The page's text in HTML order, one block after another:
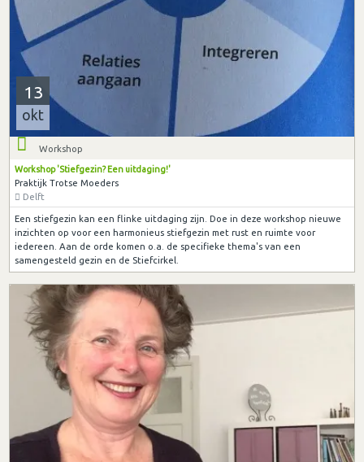
13
okt
Workshop
Workshop 'Stiefgezin? Een uitdaging!'
Praktijk Trotse Moeders
Delft
Een stiefgezin kan een flinke uitdaging zijn. Doe in deze workshop nieuwe
inzichten op voor een harmonieus stiefgezin met rust en ruimte voor
iedereen. Aan de orde komen o.a. de specifieke thema's van een
samengesteld gezin en de Stiefcirkel.